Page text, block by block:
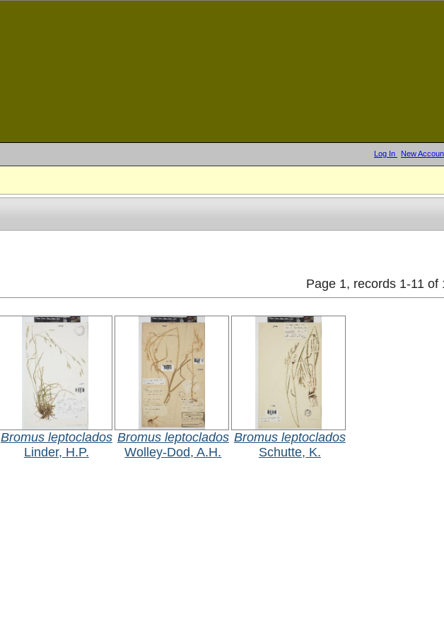
Log In New
Page 1, records 1-11 of
Bromus leptoclados
Linder, H.P.
Bromus leptoclados
Wolley-Dod, A.H.
Bromus leptoclados
Schutte, K.